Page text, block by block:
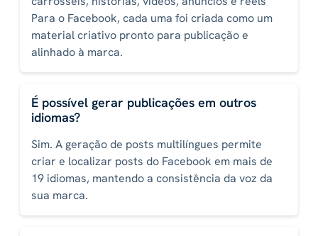
Para o Facebook, cada uma foi criada como um
material criativo pronto para publicação e
alinhado à marca.
É possível gerar publicações em outros
idiomas?
Sim. A geração de posts multilíngues permite
criar e localizar posts do Facebook em mais de
19 idiomas, mantendo a consistência da voz da
sua marca.